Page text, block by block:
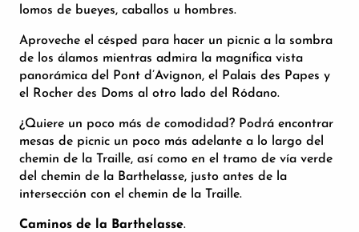
lomos de bueyes, caballos u hombres.
Aproveche el césped para hacer un picnic a la sombra
de los álamos mientras admira la magnífica vista
panorámica del Pont d’Avignon, el Palais des Papes y
el Rocher des Doms al otro lado del Ródano.
¿Quiere un poco más de comodidad? Podrá encontrar
mesas de picnic un poco más adelante a lo largo del
chemin de la Traille, así como en el tramo de vía verde
del chemin de la Barthelasse, justo antes de la
intersección con el chemin de la Traille.
Caminos de la Barthelasse.